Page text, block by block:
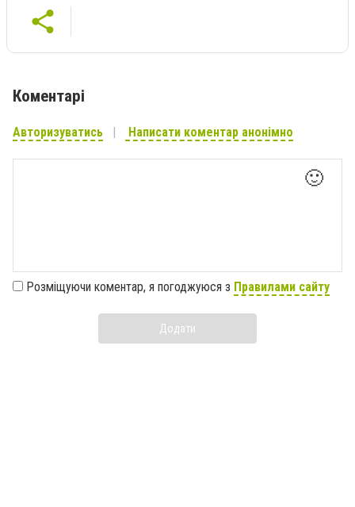
Коментарі
Авторизуватись Написати коментар анонімно
🙂
Розміщуючи коментар, я погоджуюся з Правилами сайту
Додати